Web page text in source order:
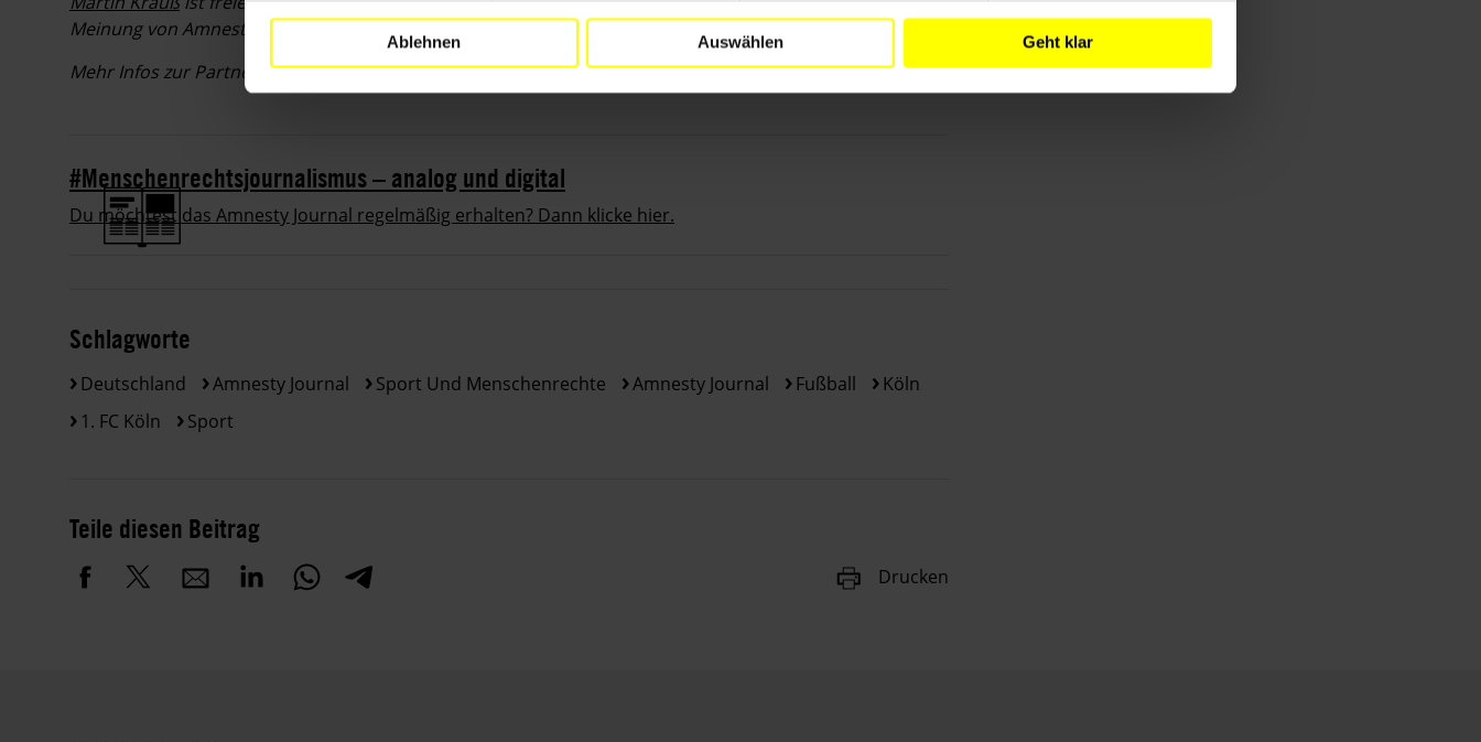
Ablehnen Auswählen Geht klar
Meinung von Amnesty International wieder.
Mehr Infos zur Partnerschaftvon Amnesty mit dem#effzehgibt eshier.
#Menschenrechtsjournalismus – analog und digital
Du möchtest das Amnesty Journal regelmäßig erhalten? Dann klicke hier.
Schlagworte
Deutschland Amnesty Journal Sport Und Menschenrechte Amnesty Journal Fußball
Köln
1. FC Köln
Sport
Teile diesen Beitrag
Drucken